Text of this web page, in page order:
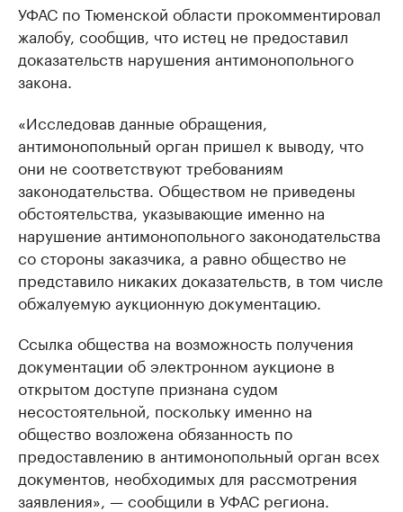
УФАС по Тюменской области прокомментировал
жалобу, сообщив, что истец не предоставил
доказательств нарушения антимонопольного
закона.
«Исследовав данные обращения,
антимонопольный орган пришел к выводу, что
они не соответствуют требованиям
законодательства. Обществом не приведены
обстоятельства, указывающие именно на
нарушение антимонопольного законодательства
со стороны заказчика, а равно общество не
представило никаких доказательств, в том числе
обжалуемую аукционную документацию.
Ссылка общества на возможность получения
документации об электронном аукционе в
открытом доступе признана судом
несостоятельной, поскольку именно на
общество возложена обязанность по
предоставлению в антимонопольный орган всех
документов, необходимых для рассмотрения
заявления», — сообщили в УФАС региона.